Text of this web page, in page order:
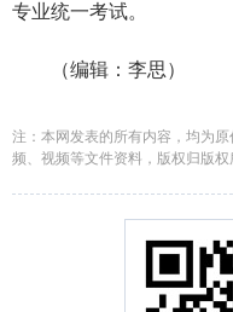
专业统一考试。
（编辑：李思）
注：本网发表的所有内容，均为
频、视频等文件资料，版权归版权